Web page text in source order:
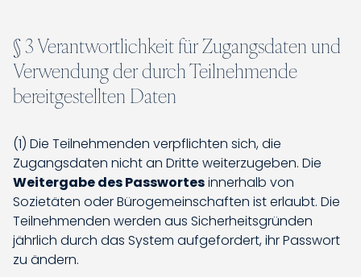
§ 3 Verantwortlichkeit für Zugangsdaten und
Verwendung der durch Teilnehmende
bereitgestellten Daten
(1) Die Teilnehmenden verpflichten sich, die
Zugangsdaten nicht an Dritte weiterzugeben. Die
Weitergabe des Passwortesinnerhalb von
Sozietäten oder Bürogemeinschaften ist erlaubt. Die
Teilnehmenden werden aus Sicherheitsgründen
jährlich durch das System aufgefordert, ihr Passwort
zu ändern.